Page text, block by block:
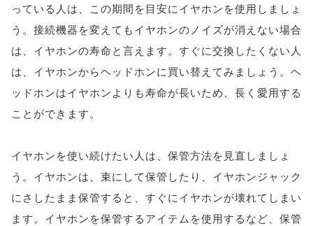
っている人は、この期間を目安にイヤホンを使用しましょ
う。接続機器を変えてもイヤホンのノイズが消えない場合
は、イヤホンの寿命と言えます。すぐに交換したくない人
は、イヤホンからヘッドホンに買い替えてみましょう。ヘ
ッドホンはイヤホンよりも寿命が長いため、長く愛用する
ことができます。
イヤホンを使い続けたい人は、保管方法を見直しましょ
う。イヤホンは、束にして保管したり、イヤホンジャック
にさしたまま保管すると、すぐにイヤホンが壊れてしまい
ます。イヤホンを保管するアイテムを使用するなど、保管